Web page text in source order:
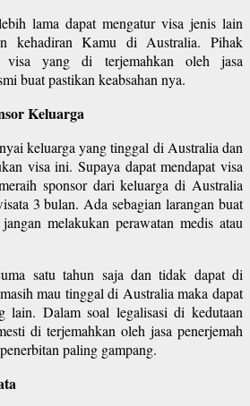
lama dapat mengatur visa jenis lain
kehadiran Kamu di Australia. Pihak
visa yang di terjemahkan oleh jasa
buat pastikan keabsahan nya.
Keluarga
keluarga yang tinggal di Australia dan
visa ini. Supaya dapat mendapat visa
sponsor dari keluarga di Australia
3 bulan. Ada sebagian larangan buat
melakukan perawatan medis atau
satu tahun saja dan tidak dapat di
mau tinggal di Australia maka dapat
lain. Dalam soal legalisasi di kedutaan
di terjemahkan oleh jasa penerjemah
paling gampang.